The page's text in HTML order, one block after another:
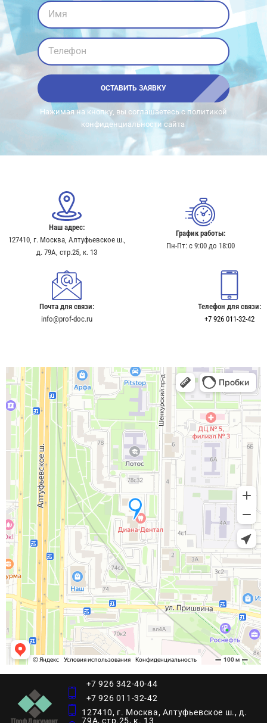
Имя
Телефон
ОСТАВИТЬ ЗАЯВКУ
Нажимая на кнопку, вы соглашаетесь с политикой
конфиденциальности сайта
Наш адрес:
127410, г. Москва, Алтуфьевское ш.,
д. 79А, стр.25, к. 13​
График работы:
Пн-Пт: с 9:00 до 18:00
Почта для связи:
info@prof-doc.ru
Телефон для связи:
+7 926 011-32-42
+7 926 342-40-44
+7 926 011-32-42
127410, г. Москва, Алтуфьевское ш., д.
79А, стр.25, к. 13​